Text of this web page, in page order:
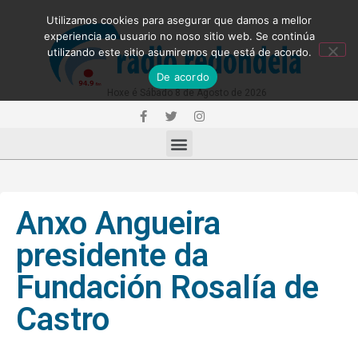
Anxo Angueira
presidente da
Fundación Rosalía de
Castro
Utilizamos cookies para asegurar que damos a mellor
experiencia ao usuario no noso sitio web. Se continúa
utilizando este sitio asumiremos que está de acordo.
De acordo